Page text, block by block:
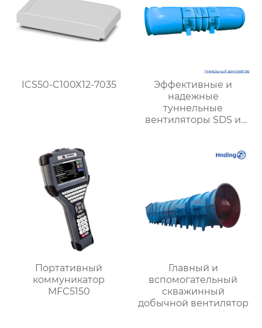
ICS50-C100X12-7035
Эффективные и
надежные
туннельные
вентиляторы SDS и
подземных туннелей
Портативный
коммуникатор
MFC5150
Главный и
вспомогательный
скважинный
добычной вентилятор